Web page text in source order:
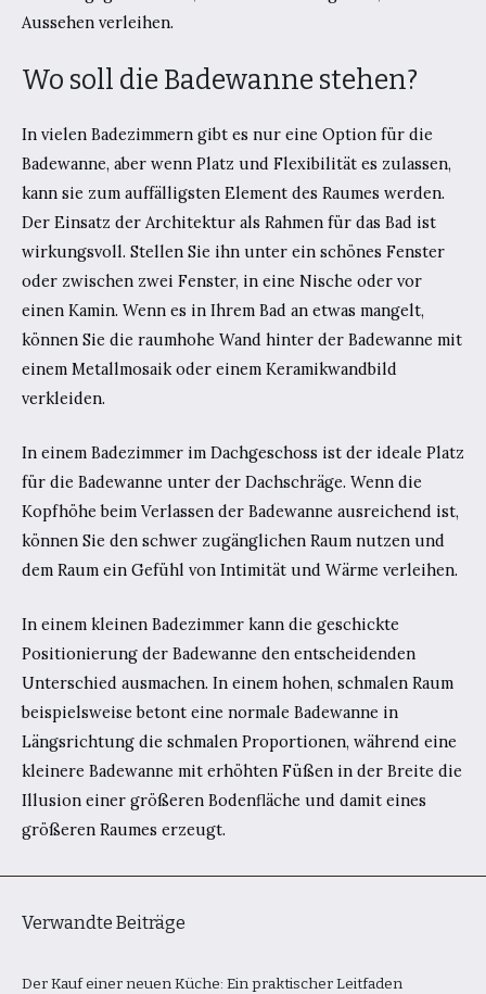
Aussehen verleihen.
Wo soll die Badewanne stehen?
In vielen Badezimmern gibt es nur eine Option für die
Badewanne, aber wenn Platz und Flexibilität es zulassen,
kann sie zum auffälligsten Element des Raumes werden.
Der Einsatz der Architektur als Rahmen für das Bad ist
wirkungsvoll. Stellen Sie ihn unter ein schönes Fenster
oder zwischen zwei Fenster, in eine Nische oder vor
einen Kamin. Wenn es in Ihrem Bad an etwas mangelt,
können Sie die raumhohe Wand hinter der Badewanne mit
einem Metallmosaik oder einem Keramikwandbild
verkleiden.
In einem Badezimmer im Dachgeschoss ist der ideale Platz
für die Badewanne unter der Dachschräge. Wenn die
Kopfhöhe beim Verlassen der Badewanne ausreichend ist,
können Sie den schwer zugänglichen Raum nutzen und
dem Raum ein Gefühl von Intimität und Wärme verleihen.
In einem kleinen Badezimmer kann die geschickte
Positionierung der Badewanne den entscheidenden
Unterschied ausmachen. In einem hohen, schmalen Raum
beispielsweise betont eine normale Badewanne in
Längsrichtung die schmalen Proportionen, während eine
kleinere Badewanne mit erhöhten Füßen in der Breite die
Illusion einer größeren Bodenfläche und damit eines
größeren Raumes erzeugt.
Verwandte Beiträge
Der Kauf einer neuen Küche: Ein praktischer Leitfaden